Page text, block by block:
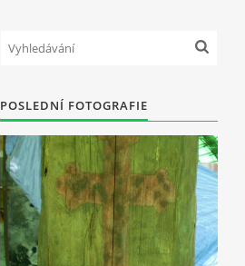
POSLEDNÍ FOTOGRAFIE